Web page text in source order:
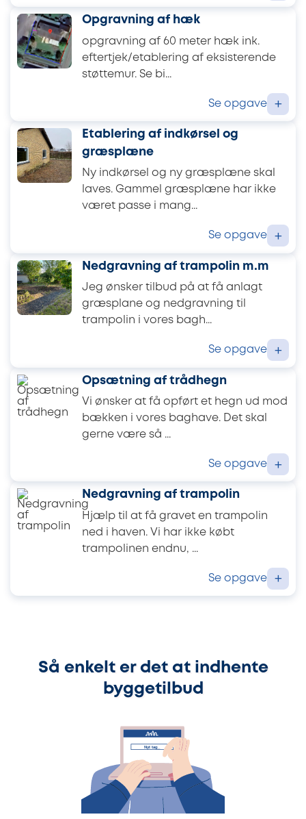
Opgravning af hæk
opgravning af 60 meter hæk ink.
eftertjek/etablering af eksisterende
støttemur. Se bi...
Se opgave +
Etablering af indkørsel og
græsplæne
Ny indkørsel og ny græsplæne skal
laves. Gammel græsplæne har ikke
været passe i mang...
Se opgave +
Nedgravning af trampolin m.m
Jeg ønsker tilbud på at få anlagt
græsplane og nedgravning til
trampolin i vores bagh...
Se opgave +
Opsætning af trådhegn
Vi ønsker at få opført et hegn ud mod
bækken i vores baghave. Det skal
gerne være så ...
Se opgave +
Nedgravning af trampolin
Hjælp til at få gravet en trampolin
ned i haven. Vi har ikke købt
trampolinen endnu, ...
Se opgave +
Så enkelt er det at indhente
byggetilbud